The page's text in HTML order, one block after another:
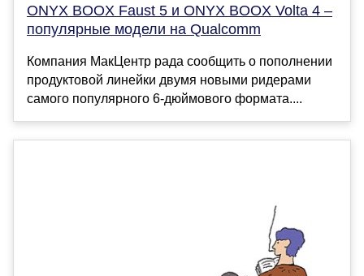
ONYX BOOX Faust 5 и ONYX BOOX Volta 4 –
популярные модели на Qualcomm
Компания МакЦентр рада сообщить о пополнении
продуктовой линейки двумя новыми ридерами
самого популярного 6-дюймового формата....